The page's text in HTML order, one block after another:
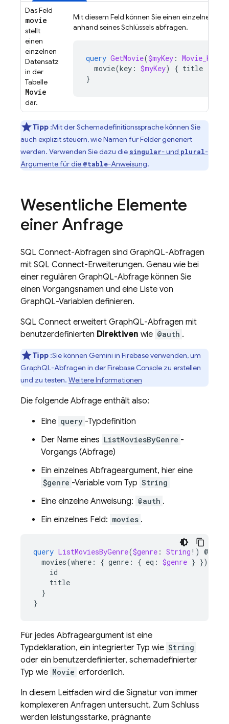
Das Feld
movie
stellt
einen
einzelnen
Datensatz
in der
Tabelle
Movie
dar.
Mit diesem Feld können Sie einen einzelnen Film
anhand seines Schlüssels abfragen.
query GetMovie($myKey : Movie_Key
movie(key : $myKey) { title
}
Tipp :Mit der Schemadefinitionssprache können Sie
auch explizit steuern, wie Namen für Felder generiert
werden. Verwenden Sie dazu die singular- und plural-
Argumente für die @table-Anweisung.
Wesentliche Elemente
einer Anfrage
SQL Connect-Abfragen sind GraphQL-Abfragen
mit SQL Connect-Erweiterungen. Genau wie bei
einer regulären GraphQL-Abfrage können Sie
einen Vorgangsnamen und eine Liste von
GraphQL-Variablen definieren.
SQL Connect erweitert GraphQL-Abfragen mit
benutzerdefinierten Direktiven wie @auth .
Tipp :Sie können Gemini in Firebaseverwenden, um
GraphQL-Abfragen in derFirebase Console zu erstellen
und zu testen. Weitere Informationen
Die folgende Abfrage enthält also:
Eine query -Typdefinition
Der Name eines ListMoviesByGenre -
Vorgangs (Abfrage)
Ein einzelnes Abfrageargument, hier eine
$genre -Variable vom Typ String
Eine einzelne Anweisung: @auth .
Ein einzelnes Feld: movies .
query ListMoviesByGenre($genre : String !) @
movies(where : { genre : { eq : $genre } })
id
title
}
}
Für jedes Abfrageargument ist eine
Typdeklaration, ein integrierter Typ wie String
oder ein benutzerdefinierter, schemadefinierter
Typ wie Movie erforderlich.
In diesem Leitfaden wird die Signatur von immer
komplexeren Anfragen untersucht. Zum Schluss
werden leistungsstarke, prägnante